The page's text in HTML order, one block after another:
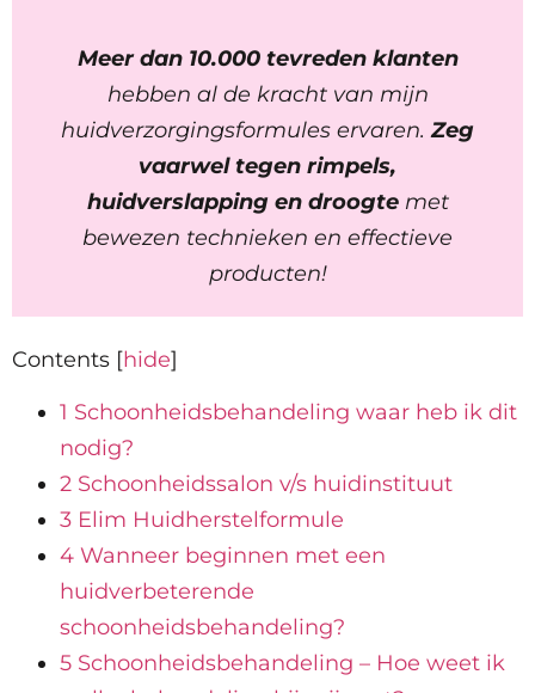
Meer dan 10.000 tevreden klanten
hebben al de kracht van mijn
huidverzorgingsformules ervaren.Zeg
vaarwel tegen rimpels,
huidverslapping en droogtemet
bewezen technieken en effectieve
producten!
Contents [hide]
1 Schoonheidsbehandeling waar heb ik dit
nodig?
2 Schoonheidssalon v/s huidinstituut
3 Elim Huidherstelformule
4 Wanneer beginnen met een
huidverbeterende
schoonheidsbehandeling?
5 Schoonheidsbehandeling – Hoe weet ik